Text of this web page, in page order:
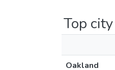
Top
Oakland